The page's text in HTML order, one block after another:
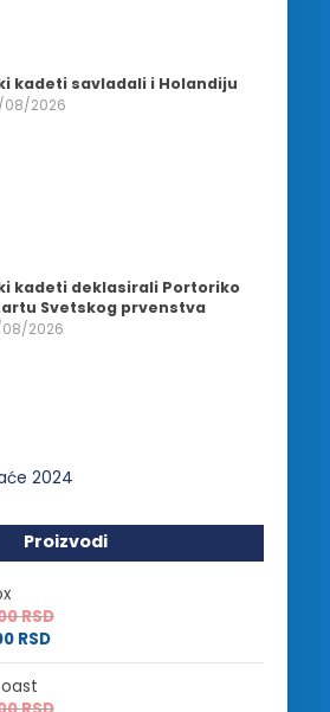
kadeti savladali i Holandiju
2026
kadeti deklasirali Portoriko
Svetskog prvenstva
2026
Proizvodi
RSD
RSD